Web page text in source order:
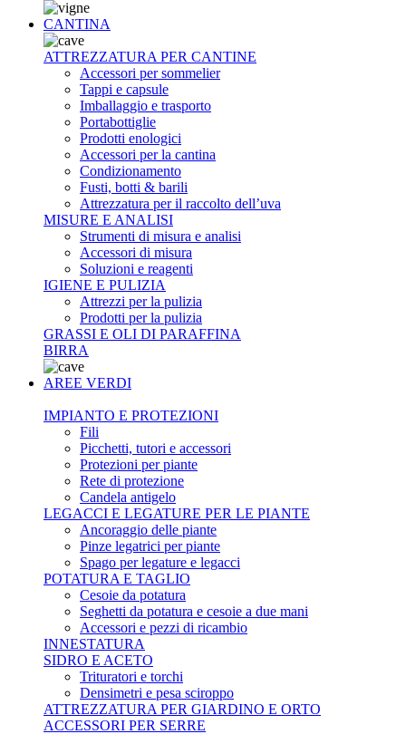
CANTINA
ATTREZZATURA PER CANTINE
Accessori per sommelier
Tappi e capsule
Imballaggio e trasporto
Portabottiglie
Prodotti enologici
Accessori per la cantina
Condizionamento
Fusti, botti & barili
Attrezzatura per il raccolto dell’uva
MISURE E ANALISI
Strumenti di misura e analisi
Accessori di misura
Soluzioni e reagenti
IGIENE E PULIZIA
Attrezzi per la pulizia
Prodotti per la pulizia
GRASSI E OLI DI PARAFFINA
BIRRA
AREE VERDI
IMPIANTO E PROTEZIONI
Fili
Picchetti, tutori e accessori
Protezioni per piante
Rete di protezione
Candela antigelo
LEGACCI E LEGATURE PER LE PIANTE
Ancoraggio delle piante
Pinze legatrici per piante
Spago per legature e legacci
POTATURA E TAGLIO
Cesoie da potatura
Seghetti da potatura e cesoie a due mani
Accessori e pezzi di ricambio
INNESTATURA
SIDRO E ACETO
Trituratori e torchi
Densimetri e pesa sciroppo
ATTREZZATURA PER GIARDINO E ORTO
ACCESSORI PER SERRE